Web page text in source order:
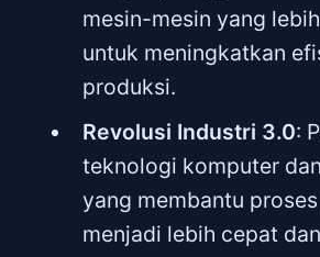
mesin-mesin yang
untuk meningkatkan
produksi.
Revolusi Industri 3.0:
teknologi komputer
yang membantu
menjadi lebih cepat